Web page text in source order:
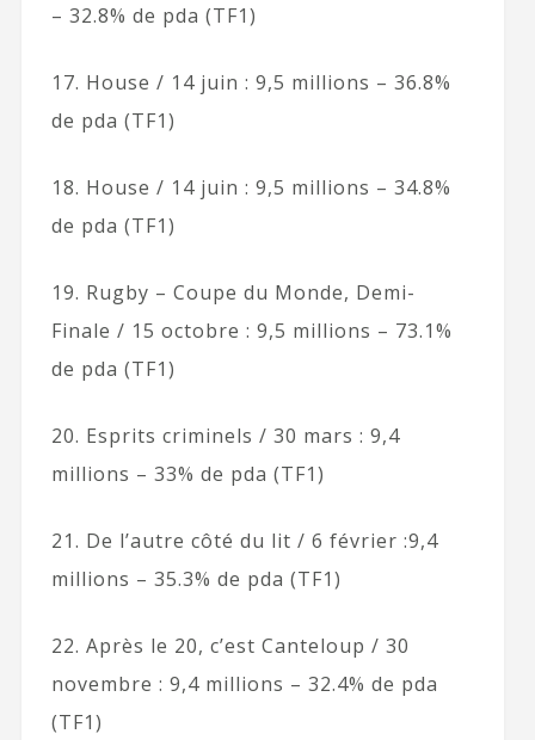
– 32.8% de pda (TF1)
17. House / 14 juin : 9,5 millions – 36.8%
de pda (TF1)
18. House / 14 juin : 9,5 millions – 34.8%
de pda (TF1)
19. Rugby – Coupe du Monde, Demi-
Finale / 15 octobre : 9,5 millions – 73.1%
de pda (TF1)
20. Esprits criminels / 30 mars : 9,4
millions – 33% de pda (TF1)
21. De l’autre côté du lit / 6 février :9,4
millions – 35.3% de pda (TF1)
22. Après le 20, c’est Canteloup / 30
novembre : 9,4 millions – 32.4% de pda
(TF1)